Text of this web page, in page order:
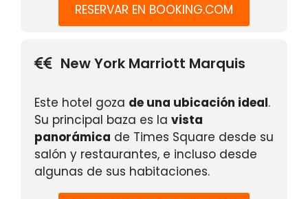
RESERVAR EN BOOKING.COM
New York Marriott Marquis
Este hotel goza de una ubicación ideal.
Su principal baza es la vista
panorámica de Times Square desde su
salón y restaurantes, e incluso desde
algunas de sus habitaciones.